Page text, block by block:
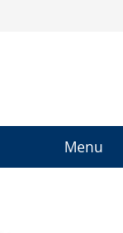
Menu